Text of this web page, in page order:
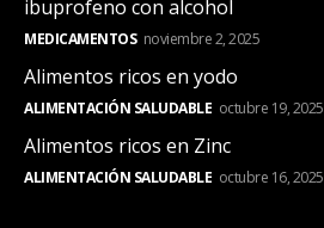
ibuprofeno con alcohol
MEDICAMENTOS noviembre 2, 2025
Alimentos ricos en yodo
ALIMENTACIÓN SALUDABLE octubre 19, 2025
Alimentos ricos en Zinc
ALIMENTACIÓN SALUDABLE octubre 16, 2025